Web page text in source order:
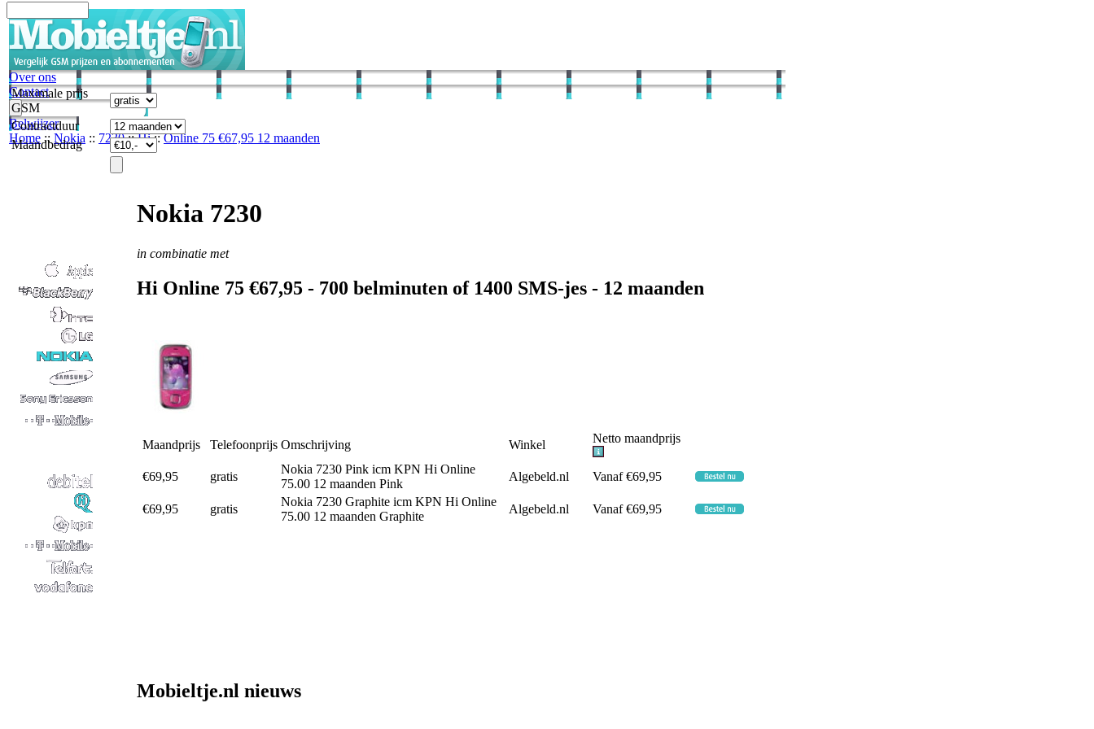
Over ons
Contact
Belwijzer
Home :: Nokia :: 7230::Hi::Online 75 €67,95 12 maanden
Maximale prijs
GSM
Contractduur
Maandbedrag
Nokia 7230
in combinatie met
Hi Online 75 €67,95 - 700 belminuten of 1400 SMS-jes - 12 maanden
Maandprijs Telefoonprijs Omschrijving Winkel Netto maandprijs
€69,95 gratis
Nokia 7230 Pink icm KPN Hi Online
75.00 12 maanden Pink
Algebeld.nl Vanaf €69,95
€69,95 gratis
Nokia 7230 Graphite icm KPN Hi Online
75.00 12 maanden Graphite
Algebeld.nl Vanaf €69,95
Mobieltje.nl nieuws